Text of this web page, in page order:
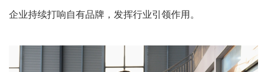
企业持续打响自有品牌，发挥行业引领作用。